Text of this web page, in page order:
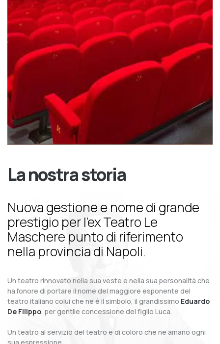
La nostra storia
Nuova gestione e nome di grande
prestigio per l’ex Teatro Le
Maschere punto di riferimento
nella provincia di Napoli.
Un teatro rinnovato nella sua veste e nella sua personalità che
ha l’onore di portare il nome del maggiore esponente del
teatro italiano colui che ne è il simbolo, il grandissimo Eduardo
De Filippo, per gentile concessione del figlio Luca.
Un teatro al servizio del teatro e di coloro che ne amano ogni
sua espressione.